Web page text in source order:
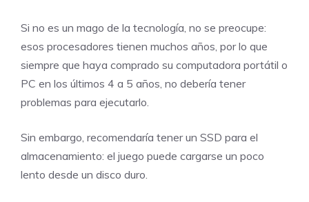
Si no es un mago de la tecnología, no se preocupe:
esos procesadores tienen muchos años, por lo que
siempre que haya comprado su computadora portátil o
PC en los últimos 4 a 5 años, no debería tener
problemas para ejecutarlo.
Sin embargo, recomendaría tener un SSD para el
almacenamiento: el juego puede cargarse un poco
lento desde un disco duro.